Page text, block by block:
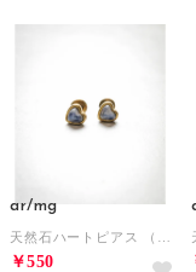
ar/mg
天然石ハートピアス （ブルー系その他）
￥550